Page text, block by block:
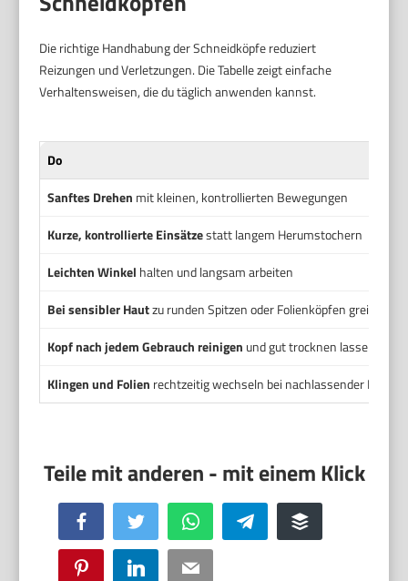
Die richtige Handhabung der Schneidköpfe reduziert
Reizungen und Verletzungen. Die Tabelle zeigt einfache
Verhaltensweisen, die du täglich anwenden kannst.
Do
Sanftes Drehen mit kleinen, kontrollierten Bewegungen
Kurze, kontrollierte Einsätzestatt langem Herumstochern
Leichten Winkel halten und langsam arbeiten
Bei sensibler Hautzu runden Spitzen oder Folienköpfen greifen
Kopf nach jedem Gebrauch reinigen und gut trocknen lassen
Klingen und Folien rechtzeitig wechseln bei nachlassender
Facebook Twitter WhatsApp Telegram Buffer
Pinterest LinkedIn Email